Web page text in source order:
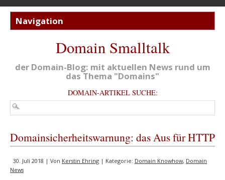
Domain Smalltalk
der Domain-Blog: mit aktuellen News rund um
das Thema "Domains"
DOMAIN-ARTIKEL SUCHE:
Domainsicherheitswarnung: das Aus für HTTP
30. Juli 2018 | Von Kerstin Ehring | Kategorie: Domain Knowhow, Domain
News